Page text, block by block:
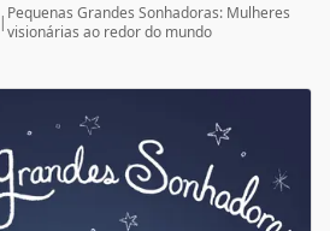
| Pequenas Grandes Sonhadoras: Mulheres
visionárias ao redor do mundo